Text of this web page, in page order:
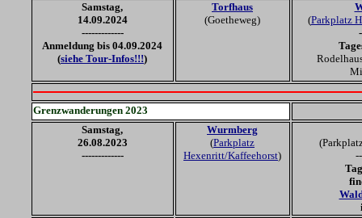
Samstag,
14.09.2024
-------------
Anmeldung bis 04.09.2024
(siehe Tour-Infos!!!)
Torfhaus
(Goetheweg)
(Parkplatz
Grenzwanderungen 2023
Samstag,
26.08.2023
-------------
Wurmberg
(Parkplatz
Hexenritt/Kaffeehorst)